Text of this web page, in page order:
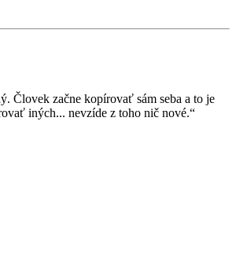
Človek začne kopírovať sám seba a to je
iných... nevzíde z toho nič nové.